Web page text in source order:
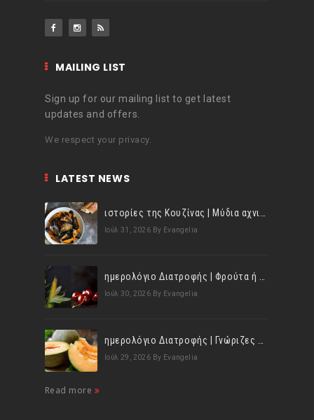
MAILING LIST
Sign up for our mailing list to get latest
updates and offers.
We respect your privacy.
LATEST NEWS
ιστορίες της Κουζίνας | Μύδια αχνιστά σβησμένα με λευκό κρασί!
Ιούλ 31, 2026 By Evangelia
ημερολόγιο Διατροφής | Φρούτα ή λαχανικά; Γνωρίζεις τη διαφορά;
Ιούλ 30, 2026 By Evangelia
ημερολόγιο Διατροφής | Γνώριζες ότι, το πεπόνι περιέχει πολλές βιταμίνες;
Ιούλ 29, 2026 By Evangelia
Read more